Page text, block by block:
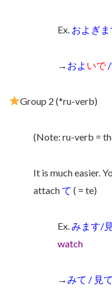
Ex. およぎ
→ およ いで/
Group 2 (*ru-verb)
(Note: ru-verb =
It is much easier.
attachて ( = te)
Ex. みます/
watch
→ みて / 見て